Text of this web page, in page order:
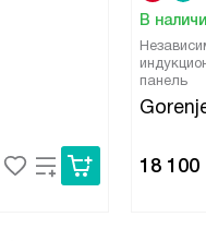
В
панель
18 100